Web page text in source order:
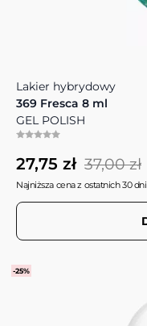
Lakier hybrydowy
369 Fresca 8 ml
GEL POLISH
27,75 zł 37,00 zł
Najniższa cena z ostatnich 30
-25%